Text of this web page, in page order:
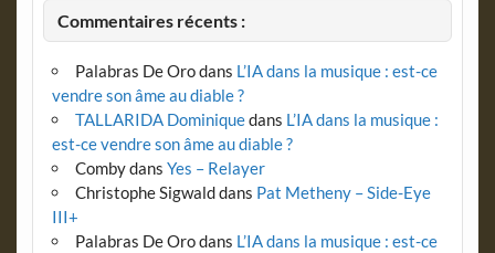
Commentaires récents :
Palabras De Orodans L’IA dans la musique : est-ce
vendre son âme au diable ?
TALLARIDA Dominiquedans L’IA dans la musique :
est-ce vendre son âme au diable ?
Combydans Yes – Relayer
Christophe Sigwalddans Pat Metheny – Side-Eye
III+
Palabras De Orodans L’IA dans la musique : est-ce